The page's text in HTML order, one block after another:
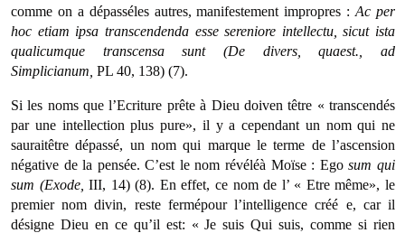
comme on a dépasséles autres, manifestement impropres :Acper
hoc etiam ipsa transcendenda esse sereniore intellectu, sicut ista
qualicumque transcensa sunt (De divers, quaest., ad
Simplicianum, PL 40, 138) (7).
Si les noms que l’Ecriture prête à Dieu doiven têtre « transcendés
par une intellection plus pure», il y a cependant un nom qui ne
sauraitêtre dépassé, un nom qui marque le terme de l’ascension
négative de la pensée. C’est le nom révéléà Moïse : Egosumqui
sum (Exode,III, 14) (8). En effet, ce nom de l’ « Etre même», le
premier nom divin, reste fermépour l’intelligence créé e, car il
désigne Dieu en ce qu’il est: « Je suis Qui suis, comme si rien